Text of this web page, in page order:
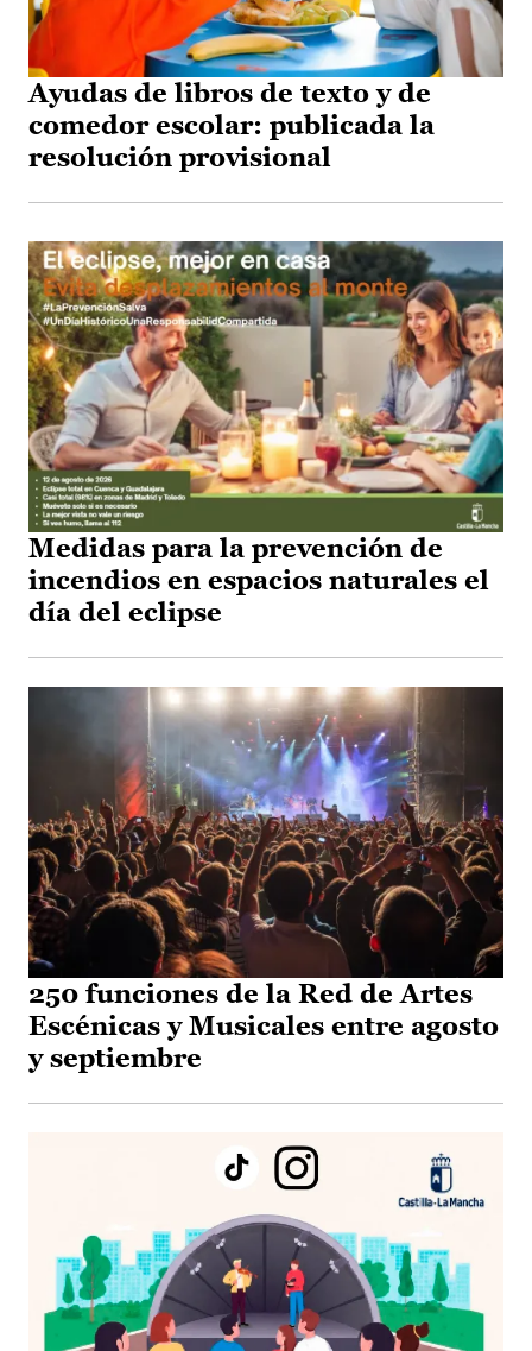
Ayudas de libros de texto y de
comedor escolar: publicada la
resolución provisional
Medidas para la prevención de
incendios en espacios naturales el
día del eclipse
250 funciones de la Red de Artes
Escénicas y Musicales entre agosto
y septiembre